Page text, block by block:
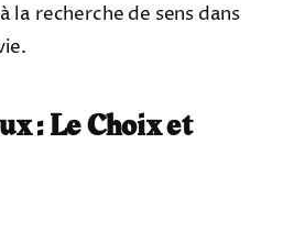
la recherche de sens dans
: Le Choix et